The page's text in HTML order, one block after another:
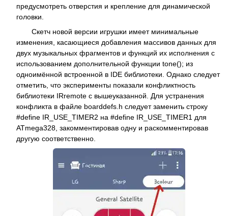
предусмотреть отверстия и крепление для динамической
головки.
Скетч новой версии игрушки имеет минимальные
изменения, касающиеся добавления массивов данных для
двух музыкальных фрагментов и функций их исполнения с
использованием дополнительной функции tone(); из
одноимённой встроенной в IDE библиотеки. Однако следует
отметить, что эксперименты показали конфликтность
библиотеки IRremote с вышеуказанной. Для устранения
конфликта в файле boarddefs.h следует заменить строку
#define IR_USE_TIMER2 на #define IR_USE_TIMER1 для
ATmega328, закомментировав одну и раскомментировав
другую соответственно.